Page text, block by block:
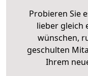
Probieren Sie
lieber gleich
wünschen,
geschulten
Ihrem